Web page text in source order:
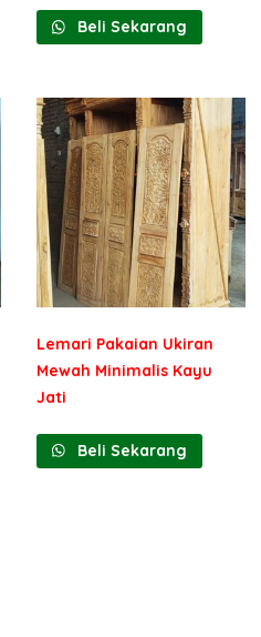
Beli Sekarang
Lemari Pakaian Ukiran
Mewah Minimalis Kayu
Jati
Beli Sekarang